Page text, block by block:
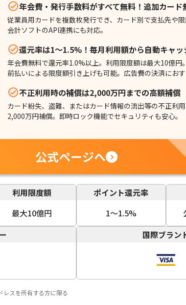
年会費・発行手数料がすべて無料！追加カード
従業員用カードを複数枚発行でき、カード別で支払先や
会計ソフトのAPI連携にも対応。
還元率は1～1.5%！毎月利用額から自動キャ
年会費無料で還元率1.0%以上。利用限度額は最大10億円
前払いによる限度額引き上げも可能。広告費の決済にお
不正利用時の補償は2,000万円までの高額補償
カード紛失、盗難、またはカード情報の流出等の不正利
2,000万円補償。即時ロック機能でセキュリティも安心。
公式ページへ
利用限度額
最大10億円
ポイント還元率
1〜1.5%
国際ブラン
スを所有する方に限る